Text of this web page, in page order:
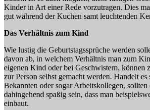
Kinder in Art einer Rede vorzutragen. Dies
gut während der Kuchen samt leuchtenden
Das Verhältnis zum Kind
Wie lustig die Geburtstagssprüche werden
davon ab, in welchem Verhältnis man zum
eigenen Kind oder bei Geschwistern, können
zur Person selbst gemacht werden. Handelt
Bekannten oder sogar Arbeitskollegen, sollten
dahingehend spaßig sein, dass man
einbaut.